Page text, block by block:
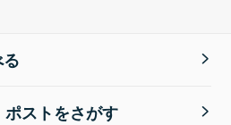
ストをさがす